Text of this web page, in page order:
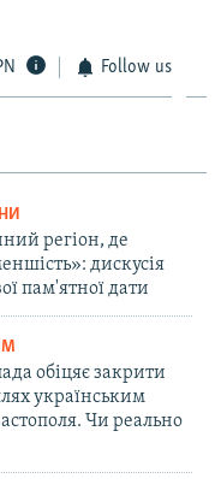
Follow us
регіон, де
дискусія
пам'ятної дати
обіцяє закрити
українським
Чи реально